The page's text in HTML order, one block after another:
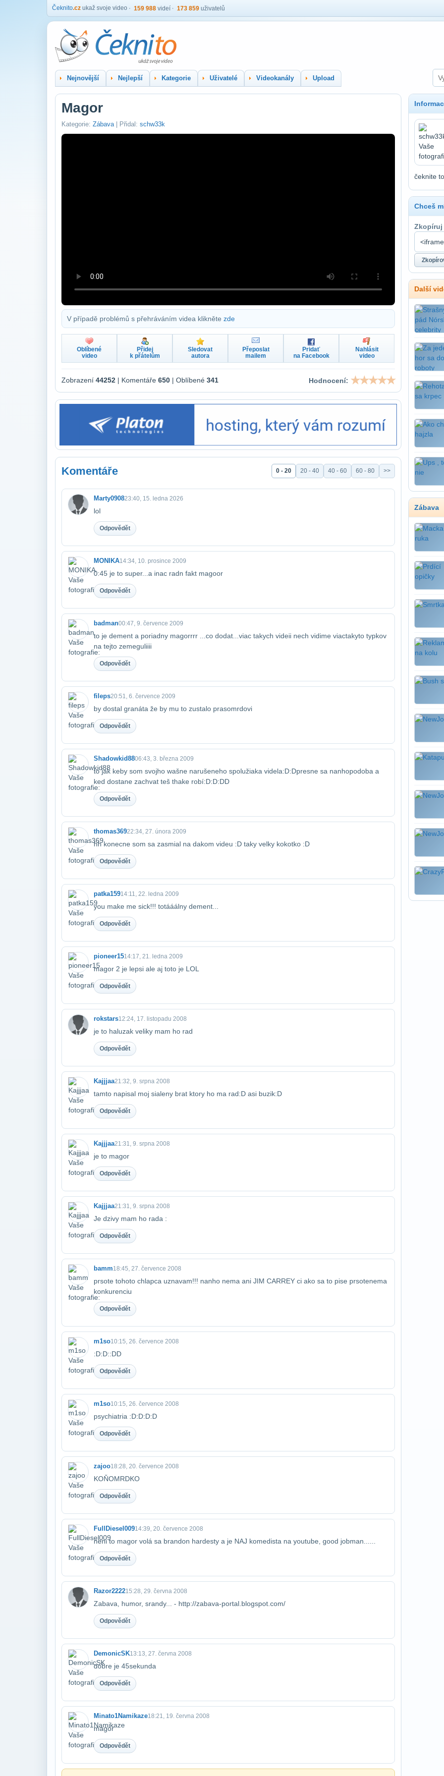
Čeknito.cz ukaž svoje video 159 988 videí 173 859 uživatelů
Nejnovější Nejlepší Kategorie Uživatelé Videokanály Upload
Magor
Kategorie: Zábava| Přidal: schw33k
V případě problémů s přehráváním videa klikněte zde
Oblíbené
video
Přidej
k přátelům
Sledovat
autora
Přeposlat
mailem
Pridať
na Facebook
Nahlásit
video
Zobrazení 44252 | Komentáře 650 | Oblíbené 341 Hodnocení:
Komentáře 0 - 20 20 - 40 40 - 60 60 - 80 >>
Marty090823:40, 15. ledna 2026
lol
Odpovědět
MONIKA14:34, 10. prosince 2009
0:45 je to super...a inac radn fakt magoor
Odpovědět
badman00:47, 9. července 2009
to je dement a poriadny magorrrr ...co dodat...viac takych videii nech vidime viac​takyto typkov
na tejto zemeguliiii
Odpovědět
fileps20:51, 6. července 2009
by dostal granáta že by mu to zustalo prasomrdovi
Odpovědět
Shadowkid8806:43, 3. března 2009
to jak keby som svojho wašne narušeneho spolužiaka videla:D:Dpresne sa nanho​podoba a
ked dostane zachvat teš thake robí:D:D:DD
Odpovědět
thomas36922:34, 27. února 2009
hh konecne som sa zasmial na dakom videu :D taky velky kokotko :D
Odpovědět
patka15914:11, 22. ledna 2009
you make me sick!!! totááálny dement...
Odpovědět
pioneer1514:17, 21. ledna 2009
magor 2 je lepsi ale aj toto je LOL
Odpovědět
rokstars12:24, 17. listopadu 2008
je to haluzak veliky mam ho rad
Odpovědět
Kajjjaa21:32, 9. srpna 2008
tamto napisal moj sialeny brat ktory ho ma rad:D asi buzik:D
Odpovědět
Kajjjaa21:31, 9. srpna 2008
je to magor
Odpovědět
Kajjjaa21:31, 9. srpna 2008
Je dzivy mam ho rada :
Odpovědět
bamm18:45, 27. července 2008
prsote tohoto chlapca uznavam!!! nanho nema ani JIM CARREY ci ako sa to pise prsote​nema
konkurenciu
Odpovědět
m1so10:15, 26. července 2008
:D:D::DD
Odpovědět
m1so10:15, 26. července 2008
psychiatria :D:D:D:D
Odpovědět
zajoo18:28, 20. července 2008
KOŇOMRDKO
Odpovědět
FullDiesel00914:39, 20. července 2008
neni to magor volá sa brandon hardesty a je NAJ komedista na youtube, good job​man......
Odpovědět
Razor222215:28, 29. června 2008
Zabava, humor, srandy... - http://zabava-portal.blogspot.com/
Odpovědět
DemonicSK13:13, 27. června 2008
dobre je 45sekunda
Odpovědět
Minato1Namikaze18:21, 19. června 2008
magor
Odpovědět
čeknite
Chceš
Další
Zábava